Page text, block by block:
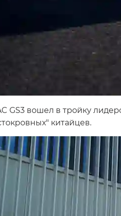
GS3 вошел в тройку
китайцев.